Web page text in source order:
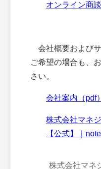
オンライン商
会社概要および
ご希望の場合も、
さい。
会社案内（pdf）
株式会社マネ
【公式】｜note
株式会社マネ